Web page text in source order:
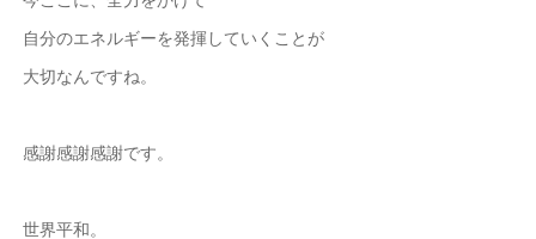
自分のエネルギーを発揮していくことが
大切なんですね。
感謝感謝感謝です。
世界平和。